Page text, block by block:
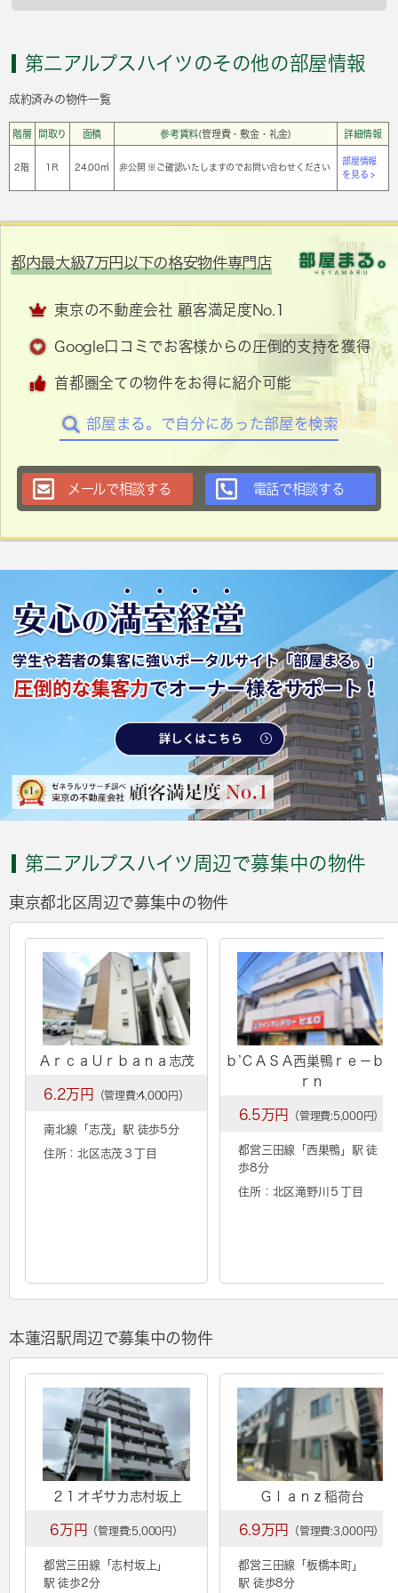
第二アルプスハイツのその他の部屋情報
成約済みの物件一覧
階層 間取り 面積 参考賃料(管理費・敷金・礼金) 詳細情報
2階 1Ｒ 24.00㎡ 非公開 ※ご確認いたしますのでお問い合わせください
部屋情報
を見る >
都内最大級7万円以下の格安物件専門店
東京の不動産会社 顧客満足度No.1
Google口コミでお客様からの圧倒的支持を獲得
首都圏全ての物件をお得に紹介可能
部屋まる。で自分にあった部屋を検索
メールで相談する 電話で相談する
第二アルプスハイツ周辺で募集中の物件
東京都北区周辺で募集中の物件
ＡｒｃａＵｒｂａｎａ志茂
6.2万円 （管理費:4,000円）
南北線「 志茂 」駅 徒歩5分
住所：北区志茂３丁目
ｂ’ＣＡＳＡ西巣鴨ｒｅ－ｂｏ
ｒｎ
6.5万円 （管理費:5,000円）
都営三田線「 西巣鴨 」駅 徒
歩8分
住所：北区滝野川５丁目
本蓮沼駅周辺で募集中の物件
２１オギサカ志村坂上
6万円 （管理費:5,000円）
都営三田線「 志村坂上 」
駅 徒歩2分
Ｇｌａｎｚ稲荷台
6.9万円 （管理費:3,000円）
都営三田線「 板橋本町」
駅 徒歩8分